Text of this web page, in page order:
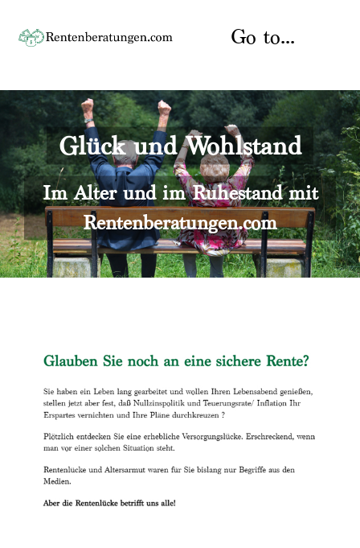
content
Go to...
Startseite
Rente
Rentenberater
Rentenversicherung
Versicherungsberatung
Über uns
Kontakt
Glück und Wohlstand
Im Alter und im Ruhestand mit
Rentenberatungen.com